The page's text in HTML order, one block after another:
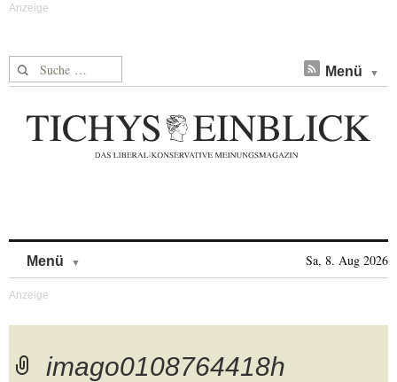
Suche nach: Menü
Menü Sa, 8. Aug 2026
imago0108764418h